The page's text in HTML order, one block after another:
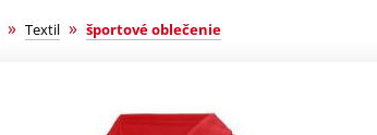
» Textil » športové oblečenie